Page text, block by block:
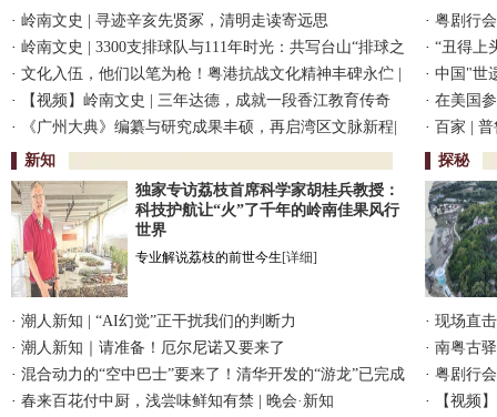
· 岭南文史 | 寻迹辛亥先贤冢，清明走读寄远思
· 岭南文史 | 3300支排球队与111年时光：共写台山“排球之
乡”传奇
· 文化入伍，他们以笔为枪！粤港抗战文化精神丰碑永伫 |
烽火南粤铸丰碑⑤
·
【视频】岭南文史 | 三年达德，成就一段香江教育传奇
·
《广州大典》编纂与研究成果丰硕，再启湾区文脉新程|
文化中国行
· 粤剧行
· “丑得上
· 中国"世
· 在美国
言“像做梦
· 百家 |
新知
独家专访荔枝首席科学家胡桂兵教授：
科技护航让“火”了千年的岭南佳果风行
世界
专业解说荔枝的前世今生[详细]
· 潮人新知 | “AI幻觉”正干扰我们的判断力
· 潮人新知｜请准备！厄尔尼诺又要来了
· 混合动力的“空中巴士”要来了！清华开发的“游龙”已完成
首次试飞 ｜潮人新知
· 春来百花付中厨，浅尝味鲜知有禁 | 晚会·新知
探秘
· 现场直
· 南粤古
东省政协
· 粤剧行
·
【视频